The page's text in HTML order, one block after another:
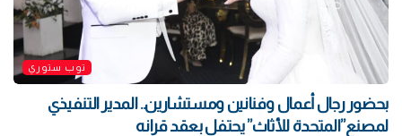
توب ستوري
بحضور رجال أعمال وفنانين ومستشارين.. المدير التنفيذي
لمصنع”المتحدة للأثاث” يحتفل بعقد قرانه